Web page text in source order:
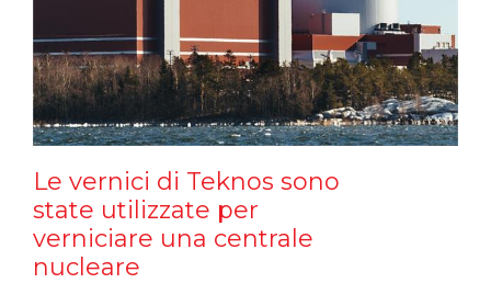
Le vernici di Teknos sono
state utilizzate per
verniciare una centrale
nucleare